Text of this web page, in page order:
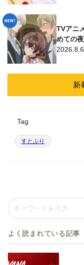
TVアニ
めての
2026.8.6
新
Tag
すとぷり
よく読まれている記事